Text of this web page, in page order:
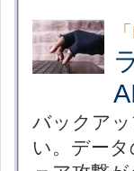
バックア
い。デー